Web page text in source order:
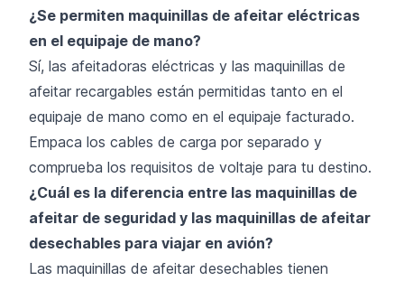
¿Se permiten maquinillas de afeitar eléctricas
en el equipaje de mano?
Sí, las afeitadoras eléctricas y las maquinillas de
afeitar recargables están permitidas tanto en el
equipaje de mano como en el equipaje facturado.
Empaca los cables de carga por separado y
comprueba los requisitos de voltaje para tu destino.
¿Cuál es la diferencia entre las maquinillas de
afeitar de seguridad y las maquinillas de afeitar
desechables para viajar en avión?
Las maquinillas de afeitar desechables tienen